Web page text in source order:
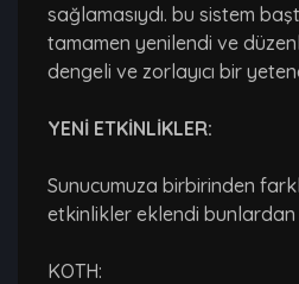
sağlamasıydı. bu sistem
tamamen yenilendi ve
dengeli ve zorlayıcı bir
YENİ ETKİNLİKLER:
Sunucumuza birbirinden
etkinlikler eklendi bunlardan
KOTH: